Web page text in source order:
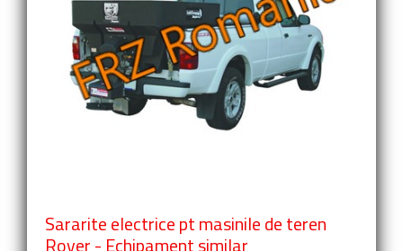
Sararite electrice pt masinile de teren
Rover - Echipament similar